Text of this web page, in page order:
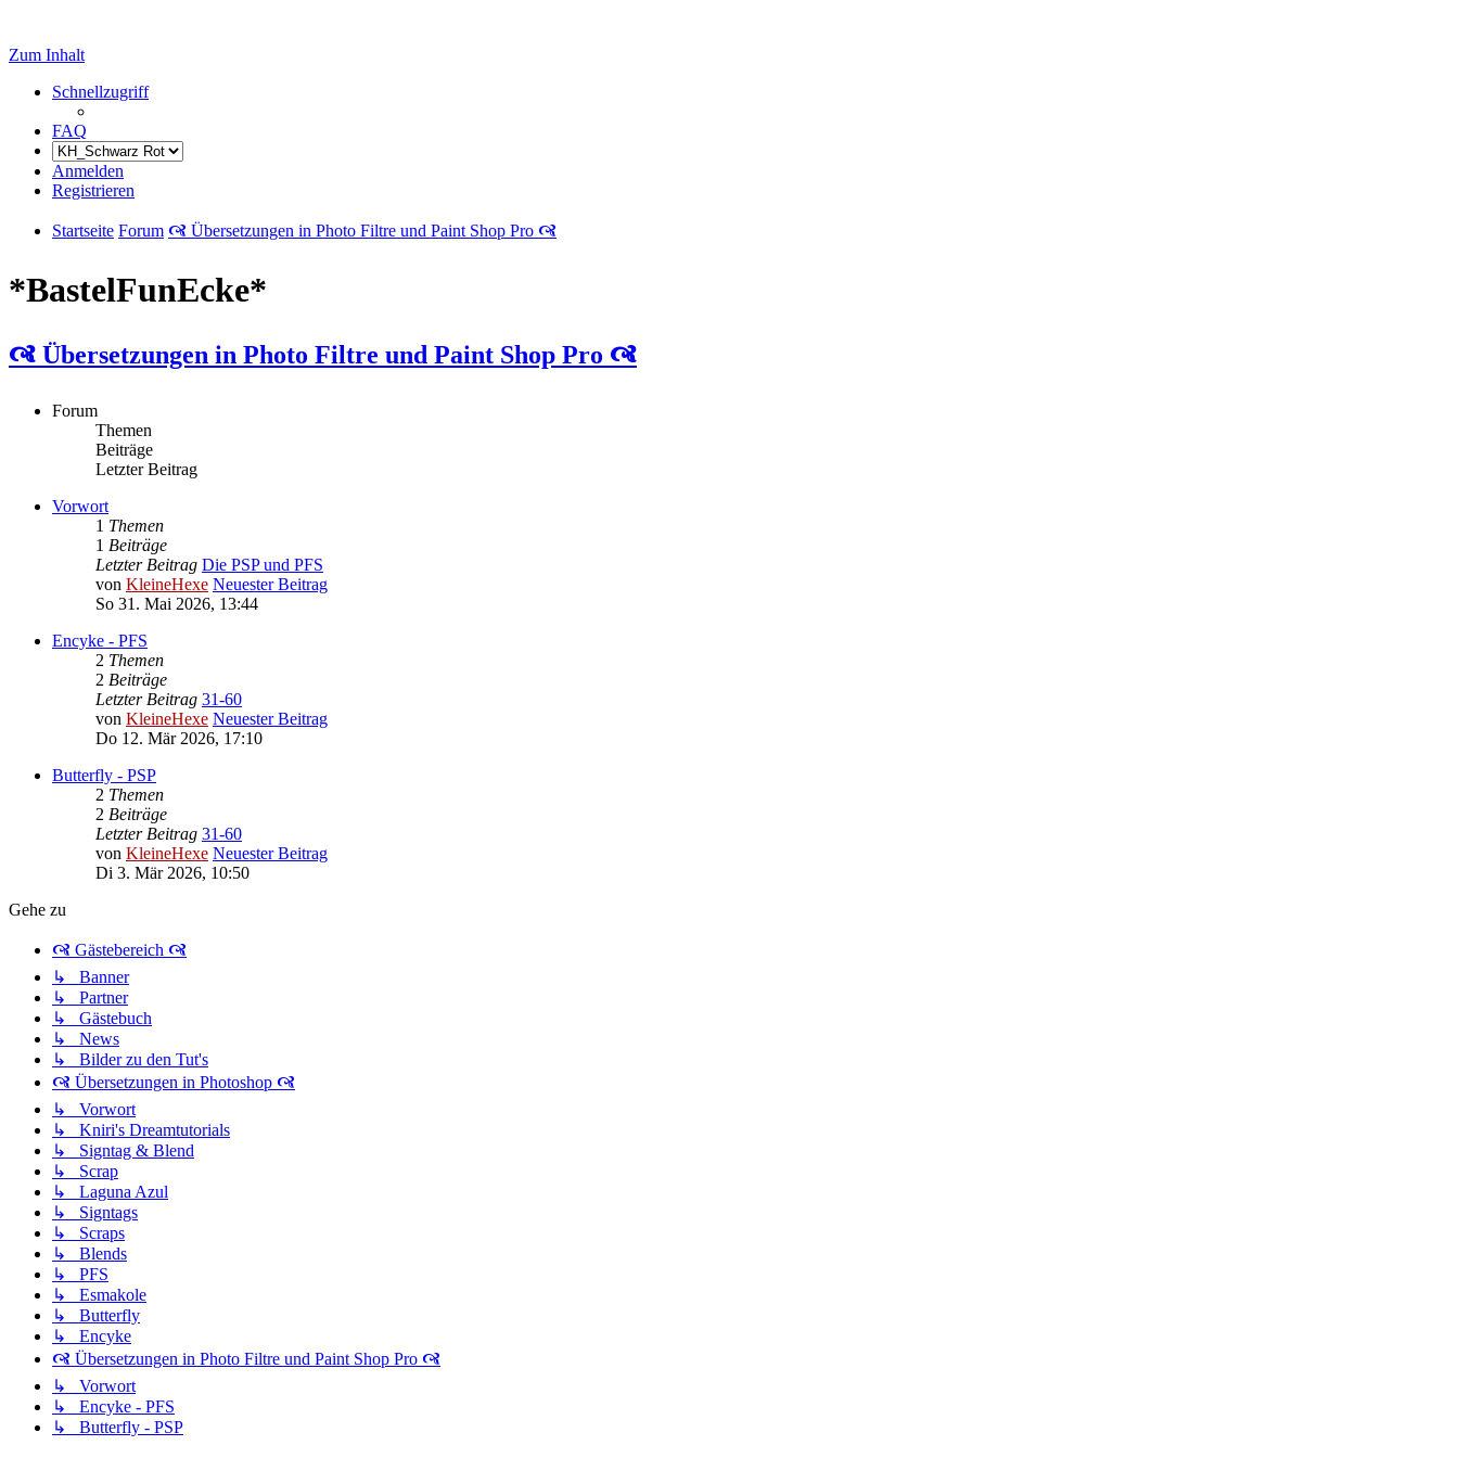
Zum Inhalt
Schnellzugriff
FAQ
Anmelden
Registrieren
Startseite Forum 🙧 Übersetzungen in Photo Filtre und Paint Shop Pro 🙧
*BastelFunEcke*
🙧 Übersetzungen in Photo Filtre und Paint Shop Pro 🙧
Forum
Themen
Beiträge
Letzter Beitrag
Vorwort
1 Themen
1 Beiträge
Letzter Beitrag Die PSP und PFS
von KleineHexe Neuester Beitrag
So 31. Mai 2026, 13:44
Encyke - PFS
2 Themen
2 Beiträge
Letzter Beitrag 31-60
von KleineHexe Neuester Beitrag
Do 12. Mär 2026, 17:10
Butterfly - PSP
2 Themen
2 Beiträge
Letzter Beitrag 31-60
von KleineHexe Neuester Beitrag
Di 3. Mär 2026, 10:50
Gehe zu
🙧 Gästebereich 🙧
↳ Banner
↳ Partner
↳ Gästebuch
↳ News
↳ Bilder zu den Tut's
🙧 Übersetzungen in Photoshop 🙧
↳ Vorwort
↳ Kniri's Dreamtutorials
↳ Signtag & Blend
↳ Scrap
↳ Laguna Azul
↳ Signtags
↳ Scraps
↳ Blends
↳ PFS
↳ Esmakole
↳ Butterfly
↳ Encyke
🙧 Übersetzungen in Photo Filtre und Paint Shop Pro 🙧
↳ Vorwort
↳ Encyke - PFS
↳ Butterfly - PSP